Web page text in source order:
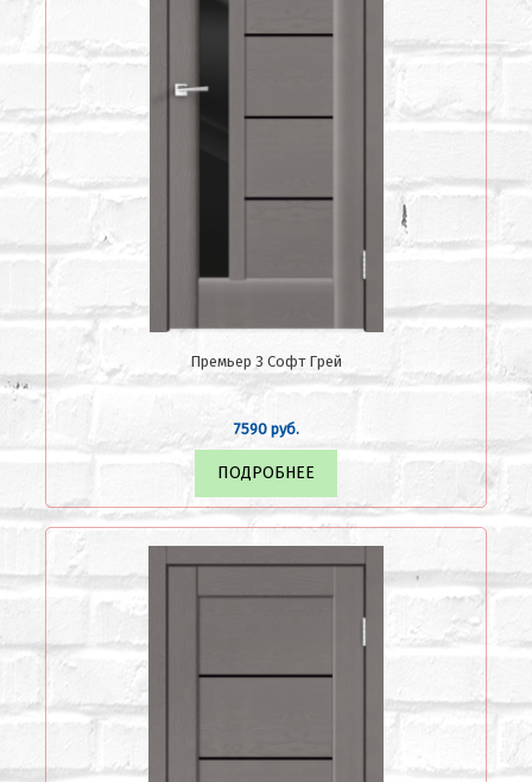
Премьер 3 Софт Грей
7590 руб.
ПОДРОБНЕЕ